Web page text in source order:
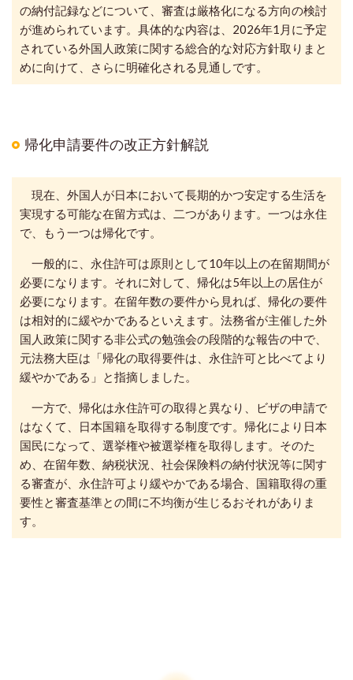
の納付記録などについて、審査は厳格化になる方向の検討
が進められています。具体的な内容は、2026年1月に予定
されている外国人政策に関する総合的な対応方針取りまと
めに向けて、さらに明確化される見通しです。
帰化申請要件の改正方針解説
現在、外国人が日本において長期的かつ安定する生活を
実現する可能な在留方式は、二つがあります。一つは永住
で、もう一つは帰化です。
一般的に、永住許可は原則として10年以上の在留期間が
必要になります。それに対して、帰化は5年以上の居住が
必要になります。在留年数の要件から見れば、帰化の要件
は相対的に緩やかであるといえます。法務省が主催した外
国人政策に関する非公式の勉強会の段階的な報告の中で、
元法務大臣は「帰化の取得要件は、永住許可と比べてより
緩やかである」と指摘しました。
一方で、帰化は永住許可の取得と異なり、ビザの申請で
はなくて、日本国籍を取得する制度です。帰化により日本
国民になって、選挙権や被選挙権を取得します。そのた
め、在留年数、納税状況、社会保険料の納付状況等に関す
る審査が、永住許可より緩やかである場合、国籍取得の重
要性と審査基準との間に不均衡が生じるおそれがありま
す。